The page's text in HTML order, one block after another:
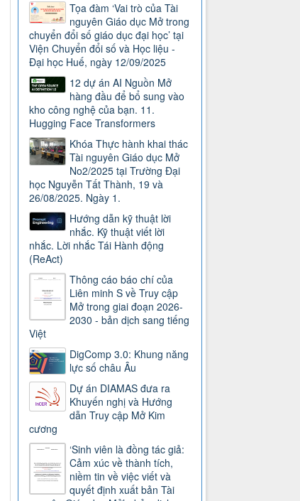
Tọa đàm ‘Vai trò của Tài
nguyên Giáo dục Mở trong
chuyển đổi số giáo dục đại học’ tại
Viện Chuyển đổi số và Học liệu -
Đại học Huế, ngày 12/09/2025
12 dự án AI Nguồn Mở
hàng đầu để bổ sung vào
kho công nghệ của bạn. 11.
Hugging Face Transformers
Khóa Thực hành khai thác
Tài nguyên Giáo dục Mở
No2/2025 tại Trường Đại
học Nguyễn Tất Thành, 19 và
26/08/2025. Ngày 1.
Hướng dẫn kỹ thuật lời
nhắc. Kỹ thuật viết lời
nhắc. Lời nhắc Tái Hành động
(ReAct)
Thông cáo báo chí của
Liên minh S về Truy cập
Mở trong giai đoạn 2026-
2030 - bản dịch sang tiếng
Việt
DigComp 3.0: Khung năng
lực số châu Âu
Dự án DIAMAS đưa ra
Khuyến nghị và Hướng
dẫn Truy cập Mở Kim
cương
‘Sinh viên là đồng tác giả:
Cảm xúc về thành tích,
niềm tin về việc viết và
quyết định xuất bản Tài